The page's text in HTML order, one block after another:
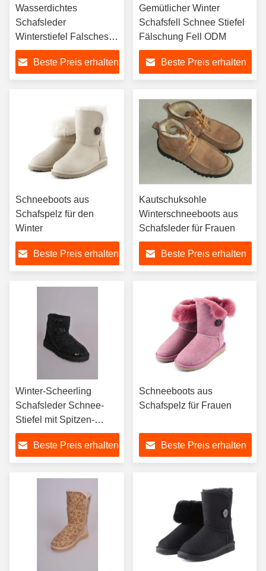
Wasserdichtes
Schafsleder
Winterstiefel Falsches
Fell OEM
Beste Preis erhalten
Gemütlicher Winter
Schafsfell Schnee Stiefel
Fälschung Fell ODM
Beste Preis erhalten
Schneeboots aus
Schafspelz für den
Winter
Beste Preis erhalten
Kautschuksohle
Winterschneeboots aus
Schafsleder für Frauen
Beste Preis erhalten
Winter-Scheerling
Schafsleder Schnee-
Stiefel mit Spitzen-
Offnung
Beste Preis erhalten
Schneeboots aus
Schafspelz für Frauen
Beste Preis erhalten